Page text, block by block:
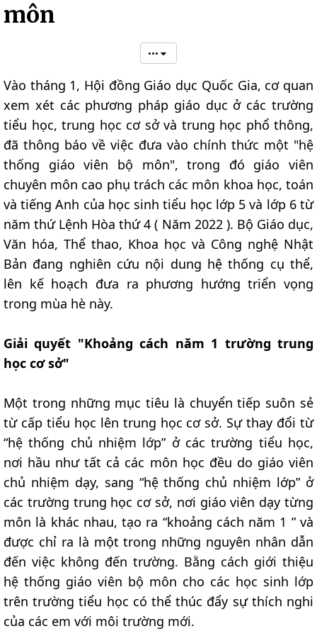
môn
•••
Vào tháng 1, Hội đồng Giáo dục Quốc Gia, cơ quan
xem xét các phương pháp giáo dục ở các trường
tiểu học, trung học cơ sở và trung học phổ thông,
đã thông báo về việc đưa vào chính thức một "hệ
thống giáo viên bộ môn", trong đó giáo viên
chuyên môn cao phụ trách các môn khoa học, toán
và tiếng Anh của học sinh tiểu học lớp 5 và lớp 6 từ
năm thứ Lệnh Hòa thứ 4 ( Năm 2022 ). Bộ Giáo dục,
Văn hóa, Thể thao, Khoa học và Công nghệ Nhật
Bản đang nghiên cứu nội dung hệ thống cụ thể,
lên kế hoạch đưa ra phương hướng triển vọng
trong mùa hè này.
Giải quyết "Khoảng cách năm 1 trường trung
học cơ sở"
Một trong những mục tiêu là chuyển tiếp suôn sẻ
từ cấp tiểu học lên trung học cơ sở. Sự thay đổi từ
“hệ thống chủ nhiệm lớp” ở các trường tiểu học,
nơi hầu như tất cả các môn học đều do giáo viên
chủ nhiệm dạy, sang “hệ thống chủ nhiệm lớp” ở
các trường trung học cơ sở, nơi giáo viên dạy từng
môn là khác nhau, tạo ra “khoảng cách năm 1 ” và
được chỉ ra là một trong những nguyên nhân dẫn
đến việc không đến trường. Bằng cách giới thiệu
hệ thống giáo viên bộ môn cho các học sinh lớp
trên trường tiểu học có thể thúc đẩy sự thích nghi
của các em với môi trường mới.